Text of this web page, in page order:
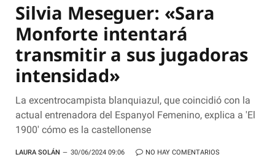
Silvia Meseguer: «Sara
Monforte intentará
transmitir a sus jugadoras
intensidad»
La excentrocampista blanquiazul, que coincidió con la
actual entrenadora del Espanyol Femenino, explica a 'El
1900' cómo es la castellonense
LAURA SOLÁN 30/06/2024 09:06 NO HAY COMENTARIOS